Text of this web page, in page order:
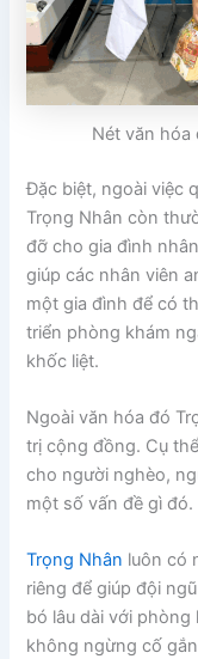
Nét văn hóa
Đặc biệt, ngoài việc
Trọng Nhân còn
đỡ cho gia đình
giúp các nhân viên
một gia đình để có
triển phòng khám
khốc liệt.
Ngoài văn hóa đó
trị cộng đồng. Cụ
cho người nghèo,
một số vấn đề gì đó.
Trọng Nhân luôn có
riêng để giúp đội
bó lâu dài với
không ngừng cố